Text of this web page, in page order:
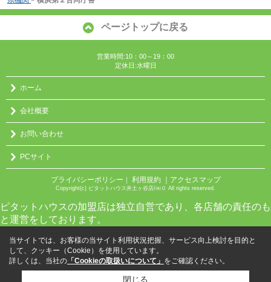
ページトップに戻る
営業時間:10：00～19：00
定休日:水曜日
ホーム
会社概要
お問い合わせ
PCサイト
プライバシーポリシー ｜ 利用規約 ｜アクセスマップ
Copyright(c) ピタットハウス井土ヶ谷店/㈱０ All rights reserved.
ピタットハウスの加盟店は独立自営であり、各店舗の責任のも
と運営をしております。
当サイトでは、お客様の当サイト利用状況把握、サービス向上検討を目的と
して、クッキー（Cookie）を使用しています。
詳しくは、当社の 「Cookieの取扱いについて」 をご確認ください。
閉じる